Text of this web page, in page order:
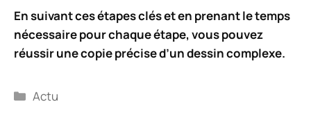
En suivant ces étapes clés et en prenant le temps
nécessaire pour chaque étape, vous pouvez
réussir une copie précise d’un dessin complexe.
Catégories
Actu